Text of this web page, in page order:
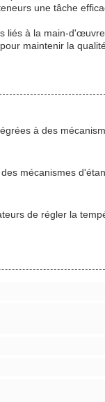
une tâche
à la main-
maintenir la
à des
mécanismes
de régler la